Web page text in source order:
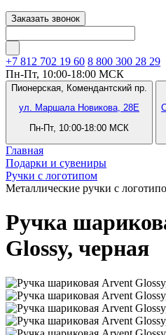
Заказать звонок
+7 812 702 19 60 8 800 300 28 29
Пн-Пт, 10:00-18:00 МСК
Пионерская, Комендантский пр.
ул. Маршала Новикова, 28Е
Пн-Пт, 10:00-18:00 МСК
Главная
Подарки и сувениры
Ручки с логотипом
Металлические ручки с
Ручка
Glossy, черная